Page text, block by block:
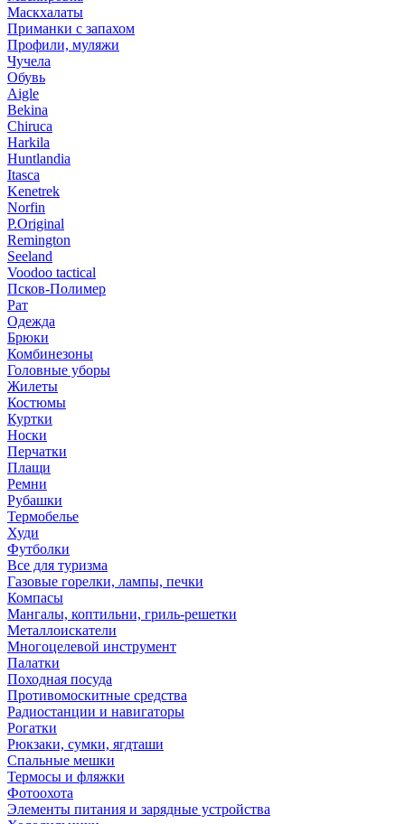
Маскхалаты
Приманки с запахом
Профили, муляжи
Чучела
Обувь
Aigle
Bekina
Chiruсa
Harkila
Huntlandia
Itasca
Kenetrek
Norfin
P.Original
Remington
Seeland
Voodoo tactical
Псков-Полимер
Рат
Одежда
Брюки
Комбинезоны
Головные уборы
Жилеты
Костюмы
Куртки
Носки
Перчатки
Плащи
Ремни
Рубашки
Термобелье
Худи
Футболки
Все для туризма
Газовые горелки, лампы, печки
Компасы
Мангалы, коптильни, гриль-решетки
Металлоискатели
Многоцелевой инструмент
Палатки
Походная посуда
Противомоскитные средства
Радиостанции и навигаторы
Рогатки
Рюкзаки, сумки, ягдташи
Спальные мешки
Термосы и фляжки
Фотоохота
Элементы питания и зарядные устройства